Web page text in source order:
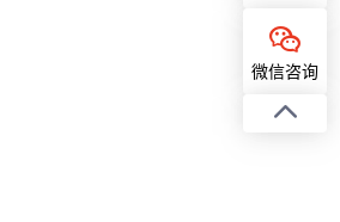
微信咨询